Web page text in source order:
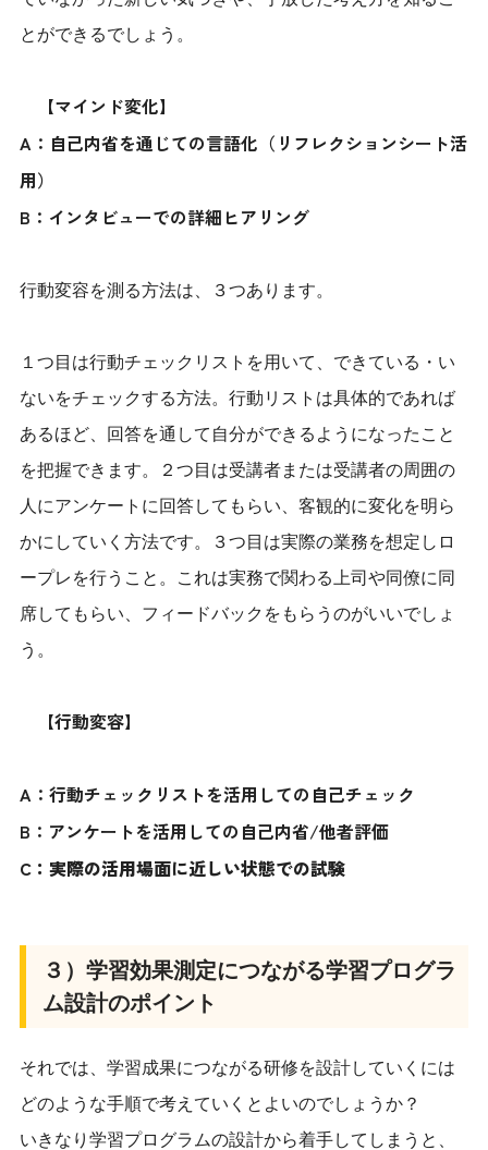
とができるでしょう。
【マインド変化】
A：自己内省を通じての言語化（リフレクションシート活
用）
B：インタビューでの詳細ヒアリング
行動変容を測る方法は、３つあります。
１つ目は行動チェックリストを用いて、できている・い
ないをチェックする方法。行動リストは具体的であれば
あるほど、回答を通して自分ができるようになったこと
を把握できます。２つ目は受講者または受講者の周囲の
人にアンケートに回答してもらい、客観的に変化を明ら
かにしていく方法です。３つ目は実際の業務を想定しロ
ープレを行うこと。これは実務で関わる上司や同僚に同
席してもらい、フィードバックをもらうのがいいでしょ
う。
【行動変容】
A：行動チェックリストを活用しての自己チェック
B：アンケートを活用しての自己内省/他者評価
C：実際の活用場面に近しい状態での試験
３）学習効果測定につながる学習プログラ
ム設計のポイント
それでは、学習成果につながる研修を設計していくには
どのような手順で考えていくとよいのでしょうか？
いきなり学習プログラムの設計から着手してしまうと、